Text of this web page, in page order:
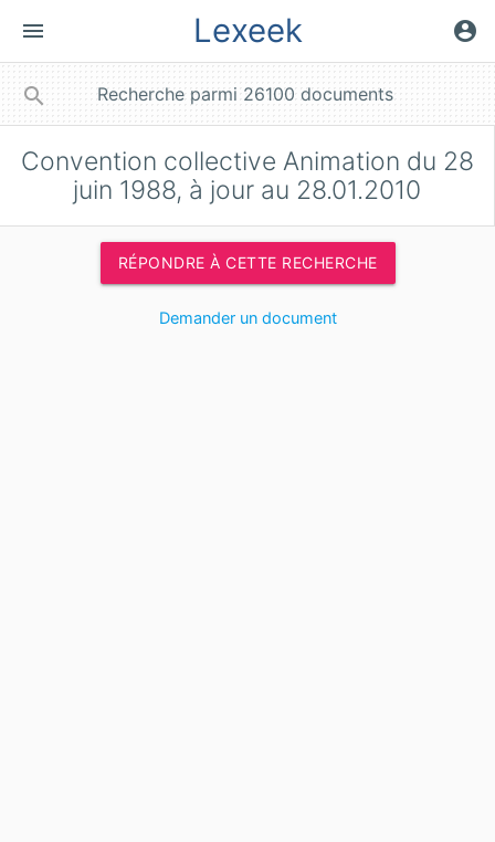
menu Lexeek account_circle
search
Convention collective Animation du 28
juin 1988, à jour au 28.01.2010
RÉPONDRE À CETTE RECHERCHE
Demander un document